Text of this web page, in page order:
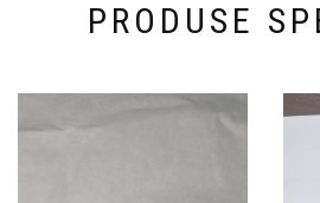
PRODUSE